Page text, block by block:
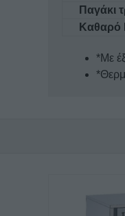
Παγάκι
Καθαρό
*Με